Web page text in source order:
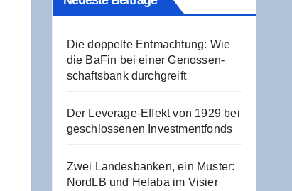
Die dop­pel­te Ent­mach­tung: Wie
die BaFin bei einer Genos­sen­
schafts­bank durchgreift
Der Levera­ge-Effekt von 1929 bei
geschlos­se­nen Investmentfonds
Zwei Lan­des­ban­ken, ein Mus­ter:
NordLB und Hela­ba im Visier